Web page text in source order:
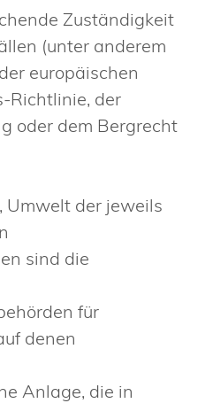
Zuständigkeit
(unter anderem
europäischen
Richtlinie, der
oder dem Bergrecht
Umwelt der jeweils
sind die
für
denen
Anlage, die in